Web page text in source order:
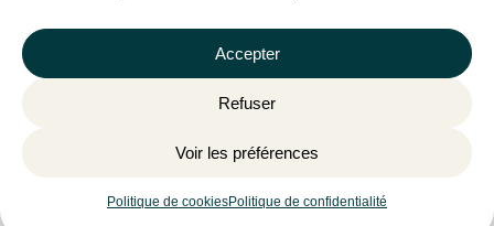
Accepter
Refuser
Voir les préférences
Politique de cookiesPolitique de confidentialité
Politique de confidentialité
Politique de cookies (UE)
site pas